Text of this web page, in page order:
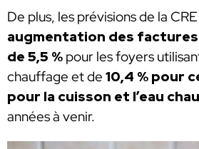
De plus, les prévisions de la
augmentation des factures
de 5,5 % pour les foyers
chauffage et de 10,4 % pour
pour la cuisson et l’eau
années à venir.